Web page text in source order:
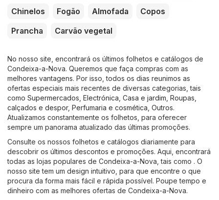
Chinelos
Fogão Almofada
Copos
Prancha
Carvão vegetal
No nosso site, encontrará os últimos folhetos e catálogos de
Condeixa-a-Nova. Queremos que faça compras com as
melhores vantagens. Por isso, todos os dias reunimos as
ofertas especiais mais recentes de diversas categorias, tais
como Supermercados Electrónica Casa e jardim Roupas,
calçados e despor, Perfumaria e cosmética Outros.
Atualizamos constantemente os folhetos, para oferecer
sempre um panorama atualizado das últimas promoções.
Consulte os nossos folhetos e catálogos diariamente para
descobrir os últimos descontos e promoções. Aqui, encontrará
todas as lojas populares de Condeixa-a-Nova, tais como . O
nosso site tem um design intuitivo, para que encontre o que
procura da forma mais fácil e rápida possível. Poupe tempo e
dinheiro com as melhores ofertas de Condeixa-a-Nova.